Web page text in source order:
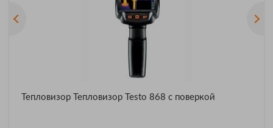
Тепловизор Тепловизор Testo 868 с поверкой